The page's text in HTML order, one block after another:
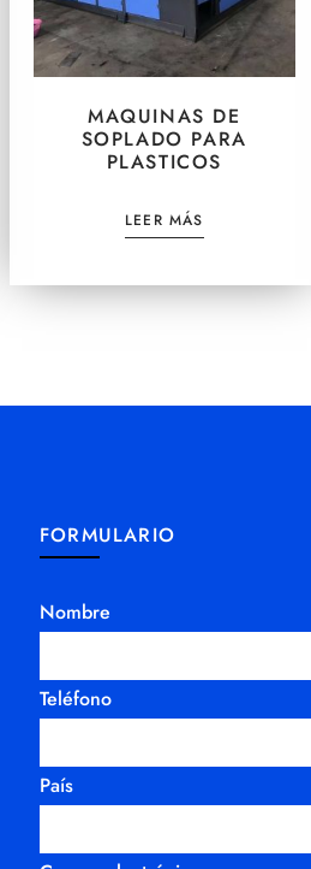
MAQUINAS DE
SOPLADO PARA
PLASTICOS
LEER MÁS
FORMULARIO
Nombre
Teléfono
País